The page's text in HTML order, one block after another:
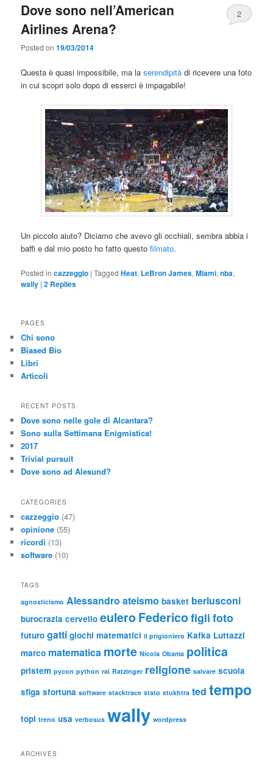
Dove sono nell’American
Airlines Arena?
Posted on19/03/2014
2
Questa è quasi impossibile, ma laserendipità di ricevere una foto
in cui scopri solo dopo di esserci è impagabile!
Un piccolo aiuto? Diciamo che avevo gli occhiali, sembra abbia i
baffi e dal mio posto ho fatto questofilmato.
Posted in cazzeggio |Tagged Heat, LeBron James,Miami,nba,
wally |2 Replies
PAGES
Chi sono
Biased Bio
Libri
Articoli
RECENT POSTS
Dove sono nelle gole di Alcantara?
Sono sulla Settimana Enigmistica!
2017
Trivial pursuit
Dove sono ad Alesund?
CATEGORIES
cazzeggio (47)
opinione (55)
ricordi (13)
software (10)
TAGS
agnosticismo Alessandro ateismo basket berlusconi
burocrazia cervello eulero Federico figli foto
futuro gatti giochi matematici il prigioniero Kafka Luttazzi
marco matematica morte Nicola Obama politica
pristem pycon python rai Ratzinger religione salvare scuola
sfiga sfortuna software stacktrace stato stukhtra ted tempo
topi treno usa verbosus wally wordpress
ARCHIVES